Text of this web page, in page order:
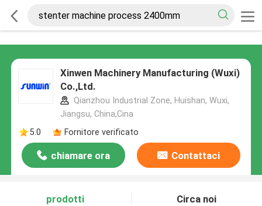
Xinwen Machinery Manufacturing (Wuxi)
Co.,Ltd.
Qianzhou Industrial Zone, Huishan, Wuxi,
Jiangsu, China,Cina
5.0
Fornitore verificato
chiamare ora Contattaci
prodotti Circa noi